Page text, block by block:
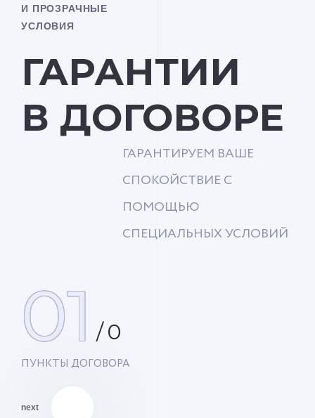
И ПРОЗРАЧНЫЕ
УСЛОВИЯ
ГАРАНТИИ
В ДОГОВОРЕ
ГАРАНТИРУЕМ ВАШЕ
СПОКОЙСТВИЕ С
ПОМОЩЬЮ
СПЕЦИАЛЬНЫХ УСЛОВИЙ
01 /0
ПУНКТЫ ДОГОВОРА
next